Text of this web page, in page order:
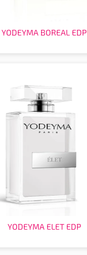
YODEYMA BOREAL EDP
YODEYMA ELET EDP